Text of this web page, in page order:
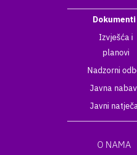
Dokumenti
Izvješća i
planovi
Nadzorni
Javna
Javni
O NAMA